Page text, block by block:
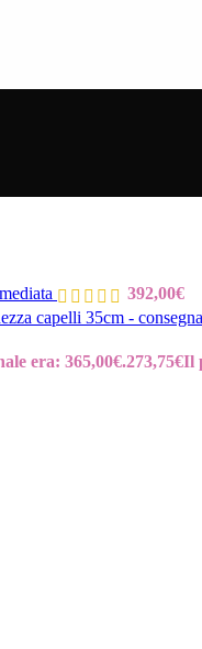
392,00€
capelli 35cm -
era: 365,00€.273,75€Il